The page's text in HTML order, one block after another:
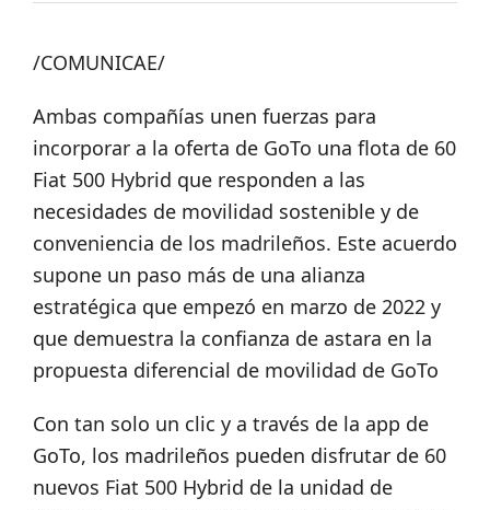
TwitterFacebook
LinkedIn
Email
/COMUNICAE/
Ambas compañías unen fuerzas para
incorporar a la oferta de GoTo una flota de 60
Fiat 500 Hybrid que responden a las
necesidades de movilidad sostenible y de
conveniencia de los madrileños. Este acuerdo
supone un paso más de una alianza
estratégica que empezó en marzo de 2022 y
que demuestra la confianza de astara en la
propuesta diferencial de movilidad de GoTo
Con tan solo un clic y a través de la app de
GoTo, los madrileños pueden disfrutar de 60
nuevos Fiat 500 Hybrid de la unidad de